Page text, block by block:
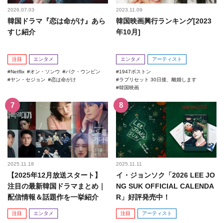
2026.07.03
韓国ドラマ『恋は命がけ』あら
すじ紹介
注目 エンタメ
Netflix オン・ソンウ
パク・ウンビン
ヤン・セジョン
恋は命がけ
2023.11.09
韓国映画興行ランキング[2023
年10月]
エンタメ アーティスト
1947ボストン
ラブリセット 30日後、離婚します
韓国映画
2025.11.18
【2025年12月放送スタート】
注目の最新韓国ドラマまとめ｜
配信情報＆話題作を一挙紹介
注目 エンタメ
2025.11.11
イ・ジョンソク「2026 LEE JO
NG SUK OFFICIAL CALENDA
R」好評発売中！
注目 アーティスト